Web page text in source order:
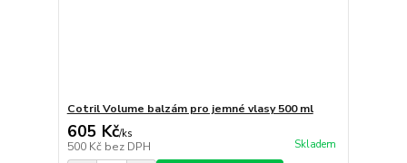
Cotril Volume balzám pro jemné vlasy 500 ml
605 Kč/ks
500 Kč bez DPH Skladem